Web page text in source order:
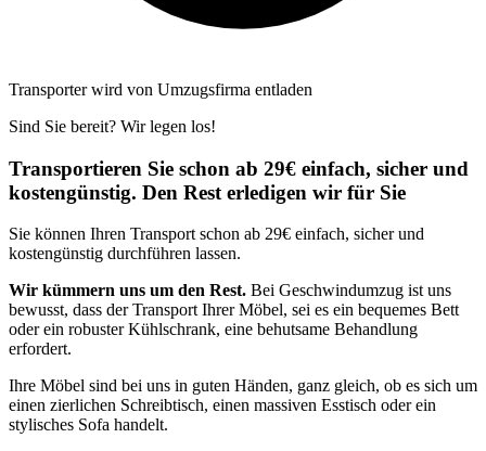
Transporter wird von Umzugsfirma entladen
Sind Sie bereit? Wir legen los!
Transportieren Sie schon ab 29€ einfach, sicher und
kostengünstig. Den Rest erledigen wir für Sie
Sie können Ihren Transport schon ab 29€ einfach, sicher und
kostengünstig durchführen lassen.
Wir kümmern uns um den Rest. Bei Geschwindumzug ist uns
bewusst, dass der Transport Ihrer Möbel, sei es ein bequemes Bett
oder ein robuster Kühlschrank, eine behutsame Behandlung
erfordert.
Ihre Möbel sind bei uns in guten Händen, ganz gleich, ob es sich um
einen zierlichen Schreibtisch, einen massiven Esstisch oder ein
stylisches Sofa handelt.